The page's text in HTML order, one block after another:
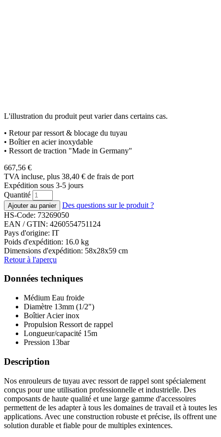
L'illustration du produit peut varier dans certains cas.
• Retour par ressort & blocage du tuyau
• Boîtier en acier inoxydable
• Ressort de traction "Made in Germany"
667,56 €
TVA incluse, plus 38,40 € de frais de port
Expédition sous 3-5 jours
Quantité
Des questions sur le produit ?
HS-Code: 73269050
EAN / GTIN: 4260554751124
Pays d'origine: IT
Poids d'expédition: 16.0 kg
Dimensions d'expédition: 58x28x59 cm
Retour à l'aperçu
Données techniques
Médium Eau froide
Diamètre 13mm (1/2")
Boîtier Acier inox
Propulsion Ressort de rappel
Longueur/capacité 15m
Pression 13bar
Description
Nos enrouleurs de tuyau avec ressort de rappel sont spécialement
conçus pour une utilisation professionnelle et industrielle. Des
composants de haute qualité et une large gamme d'accessoires
permettent de les adapter à tous les domaines de travail et à toutes les
applications. Avec une construction robuste et précise, ils offrent une
solution durable et fiable pour de multiples exintences.